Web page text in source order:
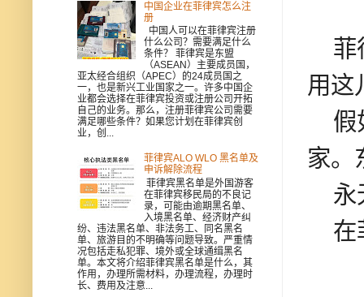
菲
用这
假
家。
永
在
中国企业在菲律宾怎么注
册
中国人可以在菲律宾注册
什么公司？需要满足什么
条件？ 菲律宾是东盟
（ASEAN）主要成员国，
亚太经合组织（APEC）的24成员国之
一，也是新兴工业国家之一。许多中国企
业都会选择在菲律宾投资或注册公司开拓
自己的业务。那么，注册菲律宾公司需要
满足哪些条件？如果您计划在菲律宾创
业，创...
菲律宾ALO WLO 黑名单及
申诉解除流程
菲律宾黑名单是外国游客
在菲律宾移民局的不良记
录，可能由逾期黑名单、
入境黑名单、经济财产纠
纷、违法黑名单、非法务工、同名黑名
单、旅游目的不明确等问题导致。严重情
况包括走私犯罪、境外或全球通缉黑名
单。本文将介绍菲律宾黑名单是什么，其
作用，办理所需材料，办理流程，办理时
长、费用及注意...